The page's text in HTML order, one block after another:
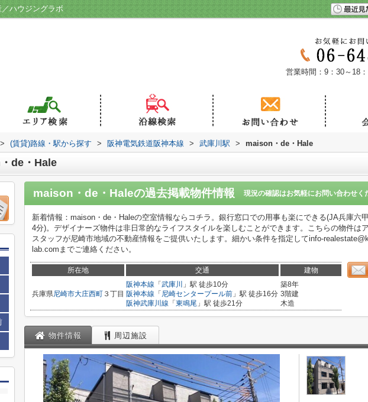
ハウジングラボ
営業時間：9：30～18
> (賃貸)路線・駅から探す > 阪神電気鉄道阪神本線 > 武庫川駅 > maison・de・Hale
de・Hale
maison・de・Haleの過去掲載物件情報 現況の確認はお気軽にお問い合わせく
新着情報：maison・de・Haleの空室情報ならコチラ。銀行窓口での用事も楽にできる(JA兵庫六
4分)。デザイナーズ物件は非日常的なライフスタイルを楽しむことができます。こちらの物件は
スタッフが尼崎市地域の不動産情報をご提供いたします。細かい条件を指定してinfo-
lab.comまでご連絡ください。
所在地 交通 建物
兵庫県尼崎市大庄西町 ３丁目
阪神本線 「 武庫川
」駅 徒歩10分
阪神本線 「 尼崎センタープール前 」駅 徒歩16分
阪神武庫川線 「 東鳴尾 」駅 徒歩21分
築8年
3階建
木造
物件情報 周辺施設